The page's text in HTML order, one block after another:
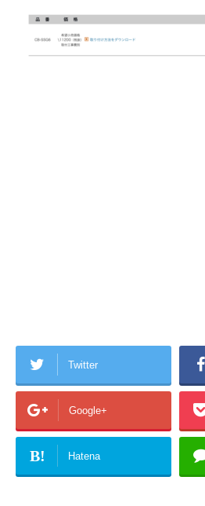
Twitter
Google+
B! Hatena